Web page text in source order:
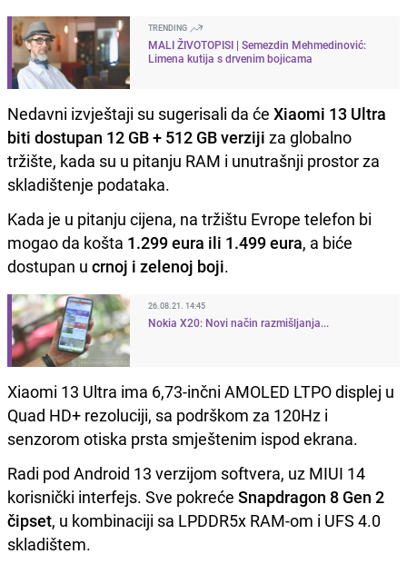
TRENDING
MALI ŽIVOTOPISI | Semezdin Mehmedinović:
Limena kutija s drvenim bojicama
Nedavni izvještaji su sugerisali da će Xiaomi 13 Ultra
biti dostupan 12 GB + 512 GB verziji za globalno
tržište, kada su u pitanju RAM i unutrašnji prostor za
skladištenje podataka.
Kada je u pitanju cijena, na tržištu Evrope telefon bi
mogao da košta 1.299 eura ili 1.499 eura, a biće
dostupan u crnoj i zelenoj boji.
26.08.21. 14:45
Nokia X20: Novi način razmišljanja...
Xiaomi 13 Ultra ima 6,73-inčni AMOLED LTPO displej u
Quad HD+ rezoluciji, sa podrškom za 120Hz i
senzorom otiska prsta smještenim ispod ekrana.
Radi pod Android 13 verzijom softvera, uz MIUI 14
korisnički interfejs. Sve pokreće Snapdragon 8 Gen 2
čipset, u kombinaciji sa LPDDR5x RAM-om i UFS 4.0
skladištem.